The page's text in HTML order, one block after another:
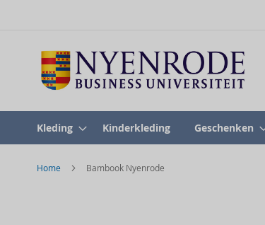
Kleding Kinderkleding Geschenken
Home Bambook Nyenrode